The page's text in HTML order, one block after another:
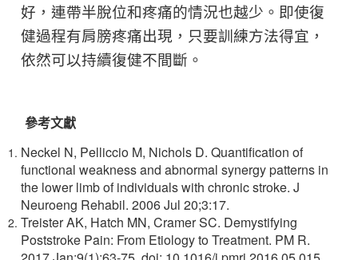
好，連帶半脫位和疼痛的情況也越少。即使復
健過程有肩膀疼痛出現，只要訓練方法得宜，
依然可以持續復健不間斷。
參考文獻
Neckel N, Pelliccio M, Nichols D. Quantification of
functional weakness and abnormal synergy patterns in
the lower limb of individuals with chronic stroke. J
Neuroeng Rehabil. 2006 Jul 20;3:17.
Treister AK, Hatch MN, Cramer SC. Demystifying
Poststroke Pain: From Etiology to Treatment. PM R.